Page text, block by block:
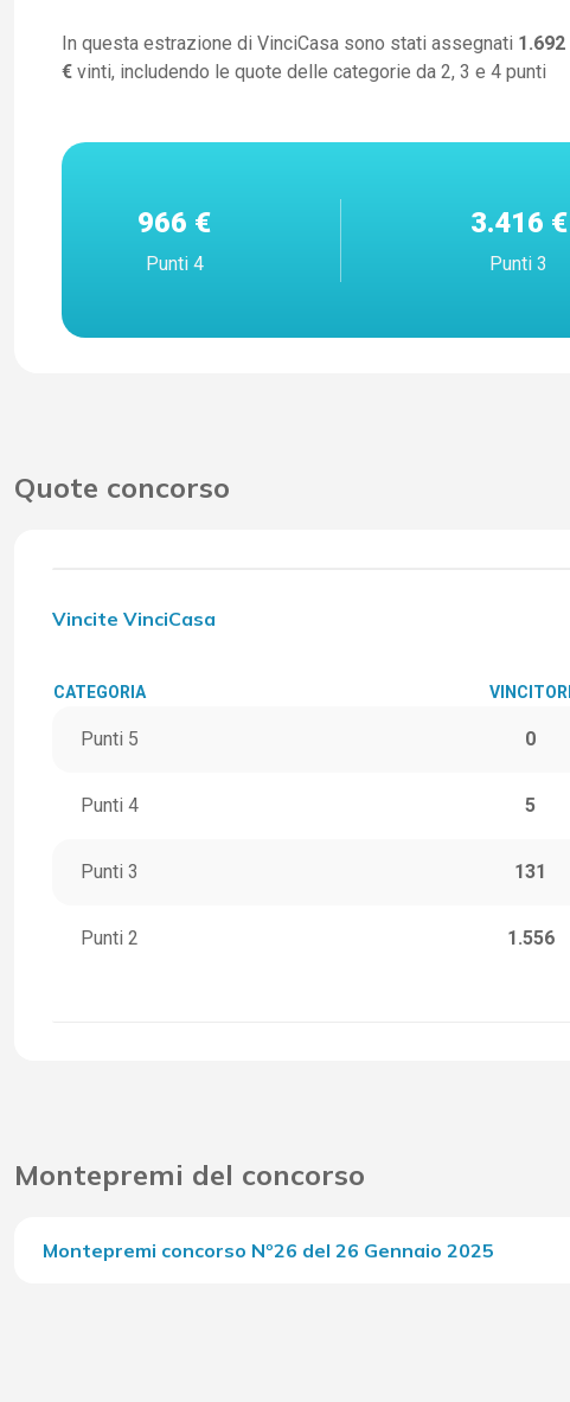
In questa estrazione di VinciCasa sono stati assegnati 1.692
€ vinti, includendo le quote delle categorie da 2, 3 e 4 punti
966 €
Punti 4
3.416 €
Punti 3
Quote concorso
Vincite VinciCasa
CATEGORIA VINCITORI
Punti 5 0
Punti 4 5
Punti 3 131
Punti 2 1.556
Montepremi del concorso
Montepremi concorso Nº26 del 26 Gennaio 2025